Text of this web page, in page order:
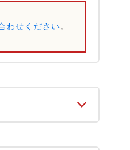
わせください。